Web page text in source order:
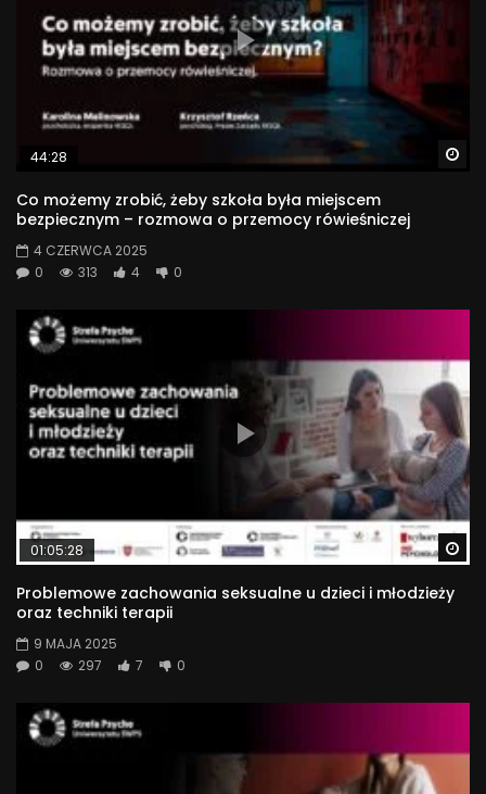
44:28
Co możemy zrobić, żeby szkoła była miejscem
bezpiecznym – rozmowa o przemocy rówieśniczej
4 CZERWCA 2025
0
313 4 0
01:05:28
Problemowe zachowania seksualne u dzieci i młodzieży
oraz techniki terapii
9 MAJA 2025
0
297 7 0